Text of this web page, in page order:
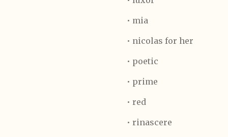
• mia
• nicolas for her
• poetic
• prime
• red
• rinascere